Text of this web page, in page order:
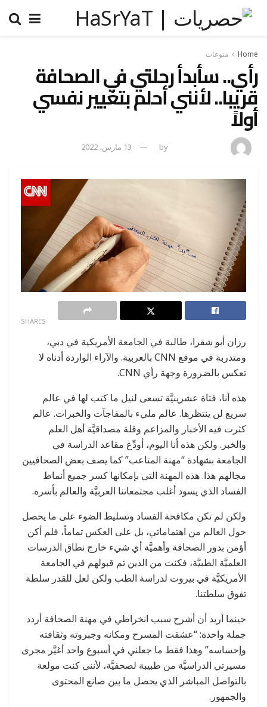
Home منوعات
رأي.. سأبدأ رحلتي في الصحافة
قريبا.. لأنني أحلم بتغيير نفسي
أولاً
by 13 مارس، 2022
SHARES
رزان أبو شقرا، طالبة في الجامعة الأمريكية في دبي،
ومتدربة في موقع CNN بالعربية. والآراء الواردة أدناه لا
تعكس بالضرورة وجهة رأي CNN.
هذه أنا، فتاة عشرينيَّة تسعى لنيل ما كتب لها في عالم
سريع لن ينتظرها. عالم مليء بالمفاجآت والخبرات. عالم
كثرت فيه الأخبار والمزاعم وقلة مصداقيَّة أهل العلم
والخبر. ولكن هذه أنا اليوم، أودِّع مقاعد الدراسة في
الجامعة بشهادة “مهنة المتاعب” كما يصف بعض الصحافيين
مجالهم هذا. هذه المهنة التي بإمكانها كسر جميع أنماط
الفساد الذي يسود أغلب مجتمعاتنا العربيَّة والعالم بأسره.
ولكن لم تكن مكافحة الفساد وتسليط الضوء على ما يحصل
حول العالم من اهتماماتي، بل على العكس تماماً، فلم أكن
أؤمن بدور الصحافة وأهميَّة أي شيء خارج نطاق الدرسات
العلميَّة الطبيَّة، فكنت من الذين تم قبولهم في الجامعة
الأمريكيَّة في بيروت لدراسة الطب ولكن لعل للقدر سلطة
تفوق سلطتنا.
حينما أريد أن أشرح سبب انخراطي في مهنة الصحافة أردد
جملة واحدة: “عشقت المسرح ومكانه وجبروته وثقافته
وإحساسه” وهذا فقط ما جعلني في أسبوع واحد أغيَّر مجرى
مسيرتي الدراسيَّة من طبيبة لصحفيَّة، لأنني كنت مولعة
بالتواصل المباشر الذي يحصل ما بين صانع المحتوى
والجمهور.